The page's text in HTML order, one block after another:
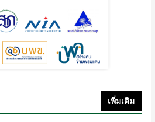
เพิ่มเติม